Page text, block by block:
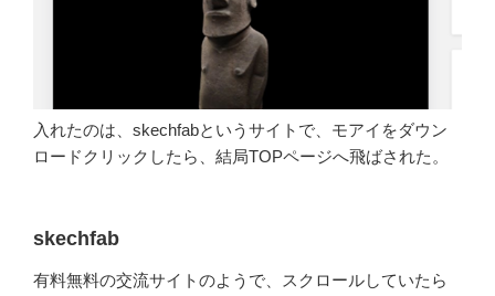
入れたのは、skechfabというサイトで、モアイをダウン
ロードクリックしたら、結局TOPページへ飛ばされた。
skechfab
有料無料の交流サイトのようで、スクロールしていたら